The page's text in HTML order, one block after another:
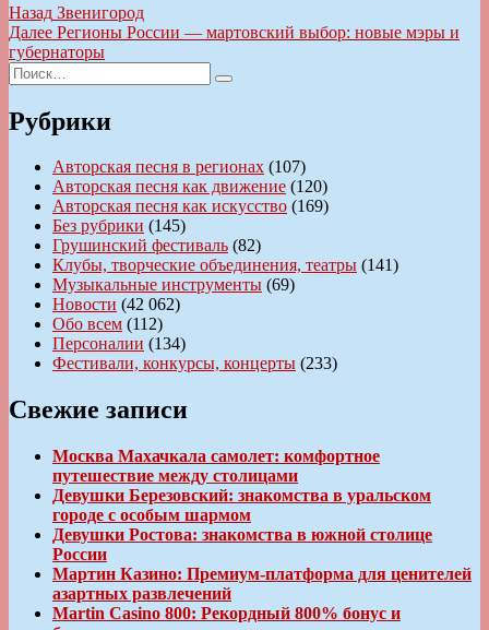
Навигация
по
записям
Назад Предыдущая
запись:
Звенигород
Далее Следующая
запись:
Регионы России — мартовский выбор: новые мэры и
губернаторы
Искать:
Поиск
Рубрики
Авторская песня в регионах (107)
Авторская песня как движение (120)
Авторская песня как искусство (169)
Без рубрики (145)
Грушинский фестиваль (82)
Клубы, творческие объединения, театры (141)
Музыкальные инструменты (69)
Новости (42 062)
Обо всем (112)
Персоналии (134)
Фестивали, конкурсы, концерты (233)
Свежие записи
Москва Махачкала самолет: комфортное
путешествие между столицами
Девушки Березовский: знакомства в уральском
городе с особым шармом
Девушки Ростова: знакомства в южной столице
России
Мартин Казино: Премиум-платформа для ценителей
азартных развлечений
Martin Casino 800: Рекордный 800% бонус и